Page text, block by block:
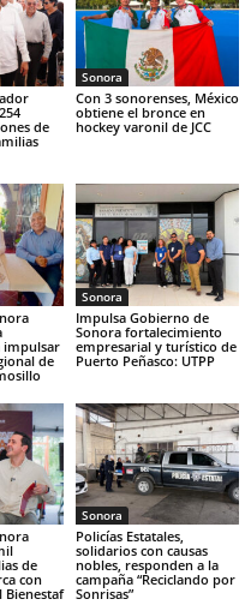
de
Sonora
Con 3 sonorenses, México
obtiene el bronce en
hockey varonil de JCC
impulsar
de
Sonora
Impulsa Gobierno de
Sonora fortalecimiento
empresarial y turístico de
Puerto Peñasco: UTPP
de
con
Bienestaf
Sonora
Policías Estatales,
solidarios con causas
nobles, responden a la
campaña “Reciclando por
Sonrisas”